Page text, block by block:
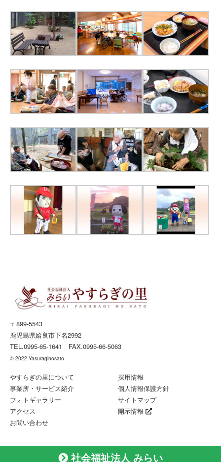
〒899-5543
鹿児島県姶良市下名2992
TEL.0995-65-1641 FAX.0995-66-5063
© 2022 Yasuraginosato
やすらぎの里について
事業所・サービス紹介
フォトギャラリー
アクセス
お問い合わせ
採用情報
個人情報保護方針
サイトマップ
開示情報
社会福祉法人 みらい